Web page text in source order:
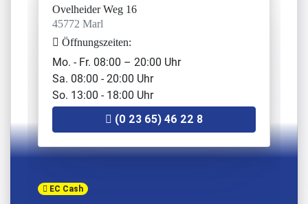
bahnhofstr@getraenkewelt.org
#stiepeler
Surkenstr. 83
Mo. - Fr. 09:00 - 19:00 Uhr
Ovelheider Weg 16
45772 Marl
Öffnungszeiten:
Mo. - Fr. 08:00 – 20:00 Uhr
Sa. 08:00 - 20:00 Uhr
So. 13:00 - 18:00 Uhr
(0 23 65) 46 22 8
EC Cash